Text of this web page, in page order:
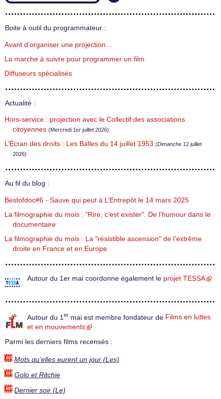
Boite à outil du programmateur :
Avant d’organiser une projection…
La marche à suivre pour programmer un film
Diffuseurs spécialisés
Actualité :
Hors-service : projection avec le Collectif des associations
citoyennes (Mercredi 1er juillet 2026)
L’Écran des droits : Les Balles du 14 juillet 1953 (Dimanche 12 juillet
2026)
Au fil du blog :
Bestofdoc#6 - Sauve qui peut à L’Entrepôt le 14 mars 2025
La filmographie du mois : "Rire, c’est exister". De l’humour dans le
documentaire
La filmographie du mois : La "résistible ascension" de l’extrême
droite en France et en Europe
Autour du 1er mai coordonne également le projet TESSA
Autour du 1 er mai est membre fondateur de Films en luttes
et en mouvements
Parmi les derniers films recensés :
Mots qu’elles eurent un jour (Les)
Golo et Ritchie
Dernier soir (Le)